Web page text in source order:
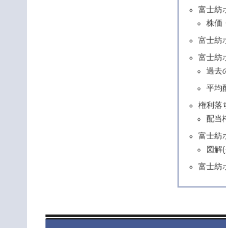
富士紡
株価
富士紡
富士紡
過去
平均
権利落
配当
富士紡
図解
富士紡